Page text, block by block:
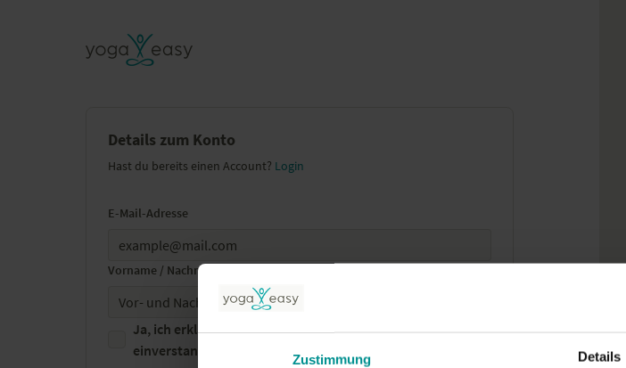
Zustimmung Details
Details zum Konto
Hast du bereits einen Account? Login
E-Mail-Adresse
Vorname / Nachname
Ja, ich erkläre mich mit denGeschäftsbedingungen
einverstanden